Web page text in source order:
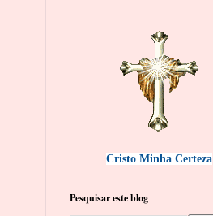
Cristo Minha Certeza
Pesquisar este blog